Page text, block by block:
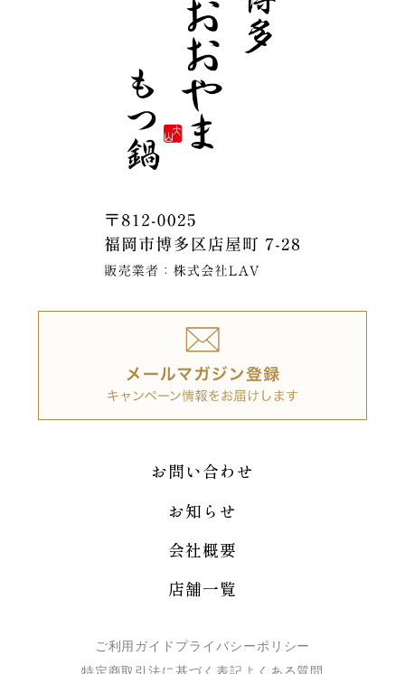
お問い合わせ
お知らせ
会社概要
店舗一覧
ご利用ガイド プライバシーポリシー